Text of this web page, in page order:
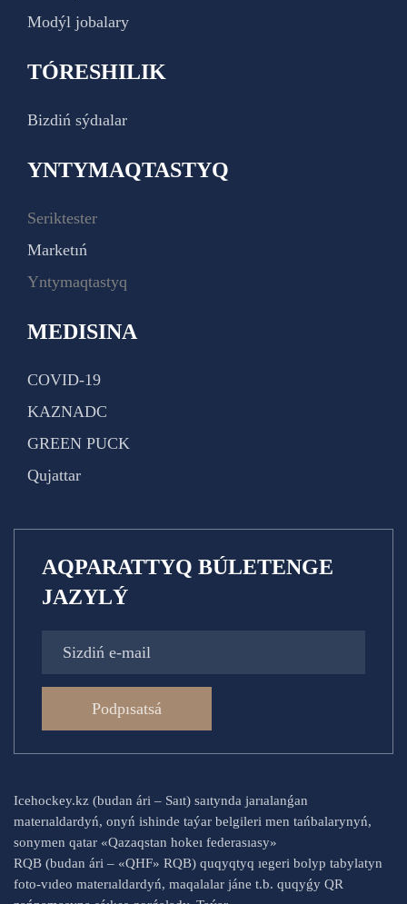
Modýl jobalary
TÓRESHILIK
Bizdiń sýdıalar
YNTYMAQTASTYQ
Seriktester
Marketıń
Yntymaqtastyq
MEDISINA
COVID-19
KAZNADC
GREEN PUCK
Qujattar
AQPARATTYQ BÚLETENGE
JAZYLÝ
Podpısatsá
Icehockey.kz (budan ári – Saıt) saıtynda jarıalanǵan
materıaldardyń, onyń ishinde taýar belgileri men tańbalarynyń,
sonymen qatar «Qazaqstan hokeı federasıasy»
RQB (budan ári – «QHF» RQB) quqyqtyq ıegeri bolyp tabylatyn
foto-vıdeo materıaldardyń, maqalalar jáne t.b. quqyǵy QR